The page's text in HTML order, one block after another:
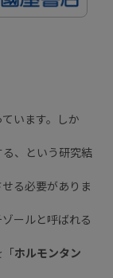
います。しか
、という研究結
る必要がありま
ールと呼ばれる
「ホルモンタン